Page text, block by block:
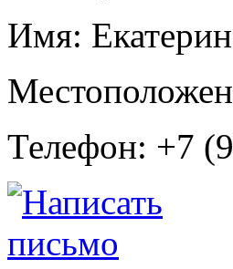
Имя:
Телефон: +7